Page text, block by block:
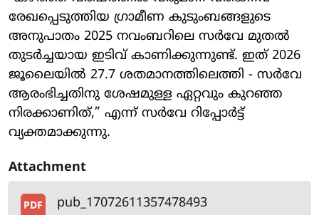
രേഖപ്പെടുത്തിയ ഗ്രാമീണ കുടുംബങ്ങളുടെ
അനുപാതം 2025 നവംബറിലെ സർവേ മുതൽ
തുടർച്ചയായ ഇടിവ് കാണിക്കുന്നുണ്ട്. ഇത് 2026
ജൂലൈയിൽ 27.7 ശതമാനത്തിലെത്തി - സർവേ
ആരംഭിച്ചതിനു ശേഷമുള്ള ഏറ്റവും കുറഞ്ഞ
നിരക്കാണിത്,” എന്ന് സർവേ റിപ്പോർട്ട്
വ്യക്തമാക്കുന്നു.
Attachment
PDF pub_17072611357478493